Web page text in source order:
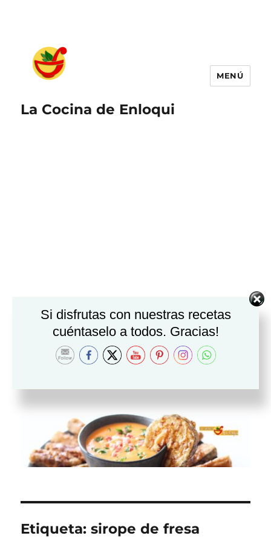
La Cocina de Enloqui
MENÚ
Etiqueta:sirope de fresa
Si disfrutas con nuestras recetas
cuéntaselo a todos. Gracias!